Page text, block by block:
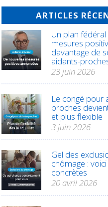
ARTICLES
Un plan fédéral
mesures
davantage de
aidants-
23 juin 2026
Le congé pour
proches
et plus flexible
3 juin 2026
Gel des
chômage :
concrètes
20 avril 2026